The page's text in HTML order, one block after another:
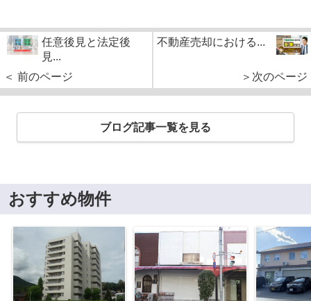
任意後見と法定後
見...
＜ 前のページ
不動産売却における...
＞次のページ
ブログ記事一覧を見る
おすすめ物件